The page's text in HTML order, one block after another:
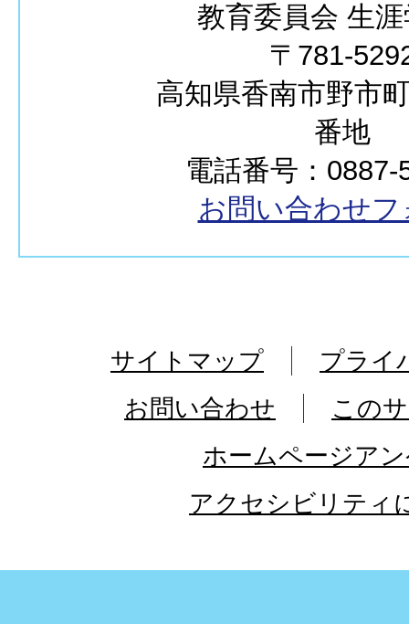
教育委員会 生
〒781-
高知県香南市野市
番地
電話番号：0887-
お問い合わせフ
サイトマップ
プライ
お問い合わせ
この
ホームページア
アクセシビリティ